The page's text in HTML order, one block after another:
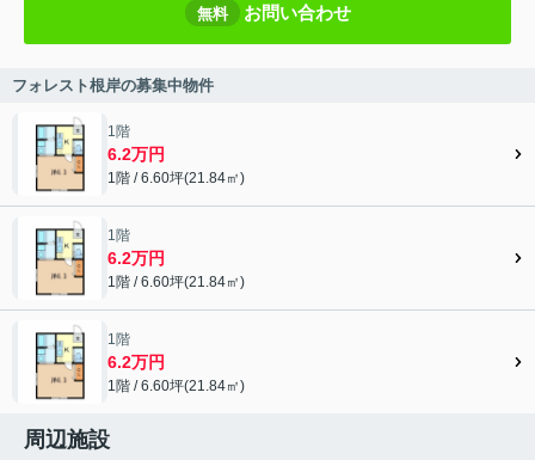
無料 お問い合わせ
フォレスト根岸の募集中物件
1階
6.2万円
1階 / 6.60坪(21.84㎡)
1階
6.2万円
1階 / 6.60坪(21.84㎡)
1階
6.2万円
1階 / 6.60坪(21.84㎡)
周辺施設